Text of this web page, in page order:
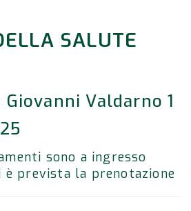
SALUTE
Giovanni Valdarno 1
sono a ingresso
prevista la prenotazione